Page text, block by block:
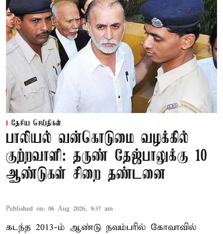
தேசிய செய்திகள்
பாலியல் வன்கொடுமை வழக்கில்
குற்றவாளி: தருண் தேஜ்பாலுக்கு 10
ஆண்டுகள் சிறை தண்டனை
Published on: 06 Aug 2026, 9:37 am
கடந்த 2013-ம் ஆண்டு நவம்பரில் கோவாவில்